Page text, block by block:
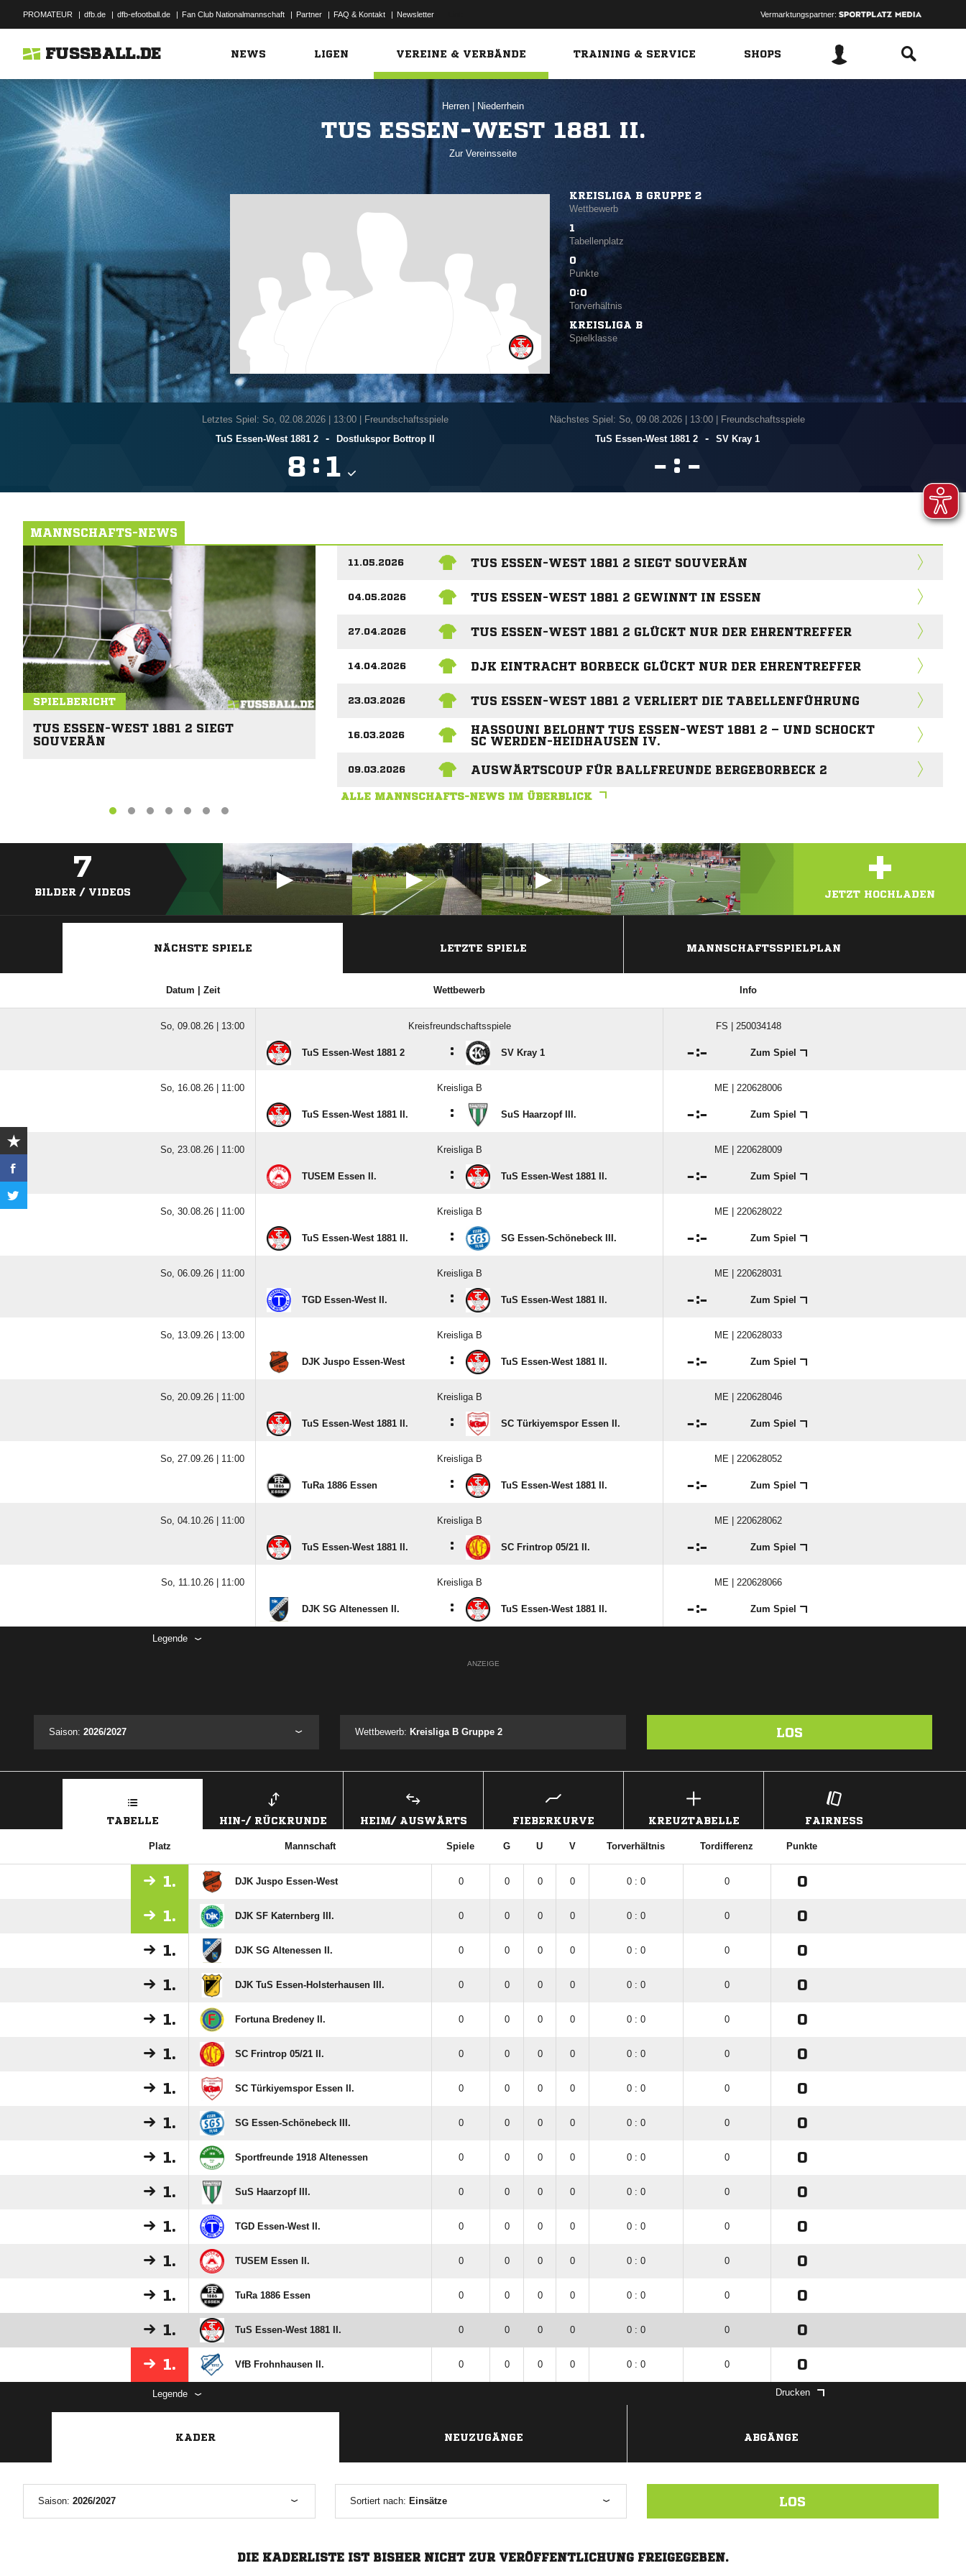
PROMATEUR | dfb.de | dfb-efootball.de | Fan Club Nationalmannschaft | Partner | FAQ & Kontakt | Newsletter Vermarktungspartner:
FUSSBALL.DE NEWS LIGEN VEREINE & VERBÄNDE TRAINING & SERVICE SHOPS
Herren Niederrhein
TUS ESSEN-WEST 1881 II.
Zur Vereinsseite
KREISLIGA B GRUPPE 2
Wettbewerb
1
Tabellenplatz
0
Punkte
0:0
Torverhältnis
KREISLIGA B
Spielklasse
Letztes Spiel: So, 02.08.2026| 13:00 | Freundschaftsspiele
TuS Essen-West 1881 2
- Dostlukspor Bottrop II
 : 
Nächstes Spiel: So, 09.08.2026| 13:00 | Freundschaftsspiele
TuS Essen-West 1881 2
- SV Kray 1
 : 
MANNSCHAFTS-NEWS
SPIELBERICHT
TUS ESSEN-WEST 1881 2 SIEGT
SOUVERÄN
11.05.2026 TUS ESSEN-WEST 1881 2 SIEGT SOUVERÄN
04.05.2026 TUS ESSEN-WEST 1881 2 GEWINNT IN ESSEN
27.04.2026 TUS ESSEN-WEST 1881 2 GLÜCKT NUR DER EHRENTREFFER
14.04.2026 DJK EINTRACHT BORBECK GLÜCKT NUR DER EHRENTREFFER
23.03.2026 TUS ESSEN-WEST 1881 2 VERLIERT DIE TABELLENFÜHRUNG
16.03.2026
HASSOUNI BELOHNT TUS ESSEN-WEST 1881 2 – UND SCHOCKT
SC WERDEN-HEIDHAUSEN IV.
09.03.2026 AUSWÄRTSCOUP FÜR BALLFREUNDE BERGEBORBECK 2
ALLE MANNSCHAFTS-NEWS IM ÜBERBLICK
7
BILDER / VIDEOS +
JETZT HOCHLADEN
NÄCHSTE SPIELE LETZTE SPIELE MANNSCHAFTSSPIELPLAN
Datum | Zeit Wettbewerb Info
So, 09.08.26 | 13:00 Kreisfreundschaftsspiele FS | 250034148
TuS Essen-West 1881 2 : SV Kray 1 : Zum Spiel
So, 16.08.26 | 11:00 Kreisliga B ME | 220628006
TuS Essen-West 1881 II. : SuS Haarzopf III. : Zum Spiel
So, 23.08.26 | 11:00 Kreisliga B ME | 220628009
TUSEM Essen II. : TuS Essen-West 1881 II. : Zum Spiel
So, 30.08.26 | 11:00 Kreisliga B ME | 220628022
TuS Essen-West 1881 II. : SG Essen-Schönebeck III. : Zum Spiel
So, 06.09.26 | 11:00 Kreisliga B ME | 220628031
TGD Essen-West II. : TuS Essen-West 1881 II. : Zum Spiel
So, 13.09.26 | 13:00 Kreisliga B ME | 220628033
DJK Juspo Essen-West : TuS Essen-West 1881 II. : Zum Spiel
So, 20.09.26 | 11:00 Kreisliga B ME | 220628046
TuS Essen-West 1881 II. : SC Türkiyemspor Essen II. : Zum Spiel
So, 27.09.26 | 11:00 Kreisliga B ME | 220628052
TuRa 1886 Essen : TuS Essen-West 1881 II. : Zum Spiel
So, 04.10.26 | 11:00 Kreisliga B ME | 220628062
TuS Essen-West 1881 II. : SC Frintrop 05/​21 II. : Zum Spiel
So, 11.10.26 | 11:00 Kreisliga B ME | 220628066
DJK SG Altenessen II. : TuS Essen-West 1881 II. : Zum Spiel
Legende
ANZEIGE
Saison: 2026/2027 Wettbewerb: Kreisliga B Gruppe 2 LOS
TABELLE HIN-/ RÜCKRUNDE HEIM/ AUSWÄRTS FIEBERKURVE KREUZTABELLE FAIRNESS
Platz Mannschaft Spiele G U V Torverhältnis Tordifferenz Punkte
1. DJK Juspo Essen-West 0 0 0 0 0 : 0 0 0
1. DJK SF Katernberg III. 0 0 0 0 0 : 0 0 0
1. DJK SG Altenessen II. 0 0 0 0 0 : 0 0 0
1. DJK TuS Essen-Holsterhausen III. 0 0 0 0 0 : 0 0 0
1. Fortuna Bredeney II. 0 0 0 0 0 : 0 0 0
1. SC Frintrop 05/​21 II. 0 0 0 0 0 : 0 0 0
1. SC Türkiyemspor Essen II. 0 0 0 0 0 : 0 0 0
1. SG Essen-Schönebeck III. 0 0 0 0 0 : 0 0 0
1. Sportfreunde 1918 Altenessen 0 0 0 0 0 : 0 0 0
1. SuS Haarzopf III. 0 0 0 0 0 : 0 0 0
1. TGD Essen-West II. 0 0 0 0 0 : 0 0 0
1. TUSEM Essen II. 0 0 0 0 0 : 0 0 0
1. TuRa 1886 Essen 0 0 0 0 0 : 0 0 0
1. TuS Essen-West 1881 II. 0 0 0 0 0 : 0 0 0
1. VfB Frohnhausen II. 0 0 0 0 0 : 0 0 0
Legende Drucken
KADER NEUZUGÄNGE ABGÄNGE
Saison: 2026/2027 Sortiert nach: Einsätze LOS
DIE KADERLISTE IST BISHER NICHT ZUR VERÖFFENTLICHUNG FREIGEGEBEN.